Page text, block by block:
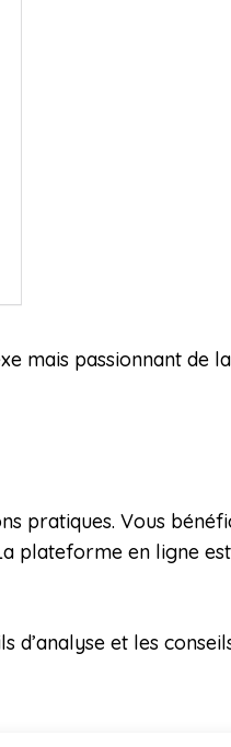
mais passionnant de
pratiques. Vous
plateforme en ligne
et les